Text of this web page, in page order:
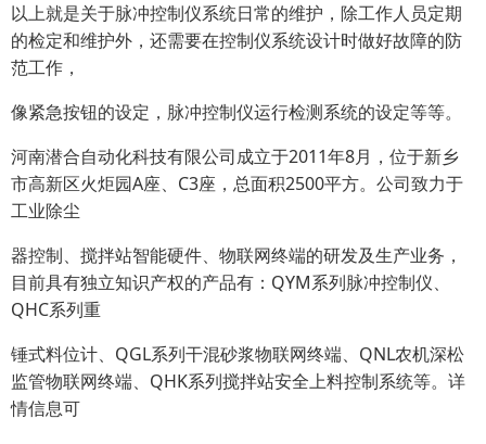
以上就是关于脉冲控制仪系统日常的维护，除工作人员定期
的检定和维护外，还需要在控制仪系统设计时做好故障的防
范工作，
像紧急按钮的设定，脉冲控制仪运行检测系统的设定等等。
河南潜合自动化科技有限公司成立于2011年8月，位于新乡
市高新区火炬园A座、C3座，总面积2500平方。公司致力于
工业除尘
器控制、搅拌站智能硬件、物联网终端的研发及生产业务，
目前具有独立知识产权的产品有：QYM系列脉冲控制仪、
QHC系列重
锤式料位计、QGL系列干混砂浆物联网终端、QNL农机深松
监管物联网终端、QHK系列搅拌站安全上料控制系统等。详
情信息可